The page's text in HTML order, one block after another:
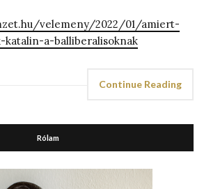
velemeny/2022/01/amiert-
a-balliberalisoknak
Continue Reading
Rólam